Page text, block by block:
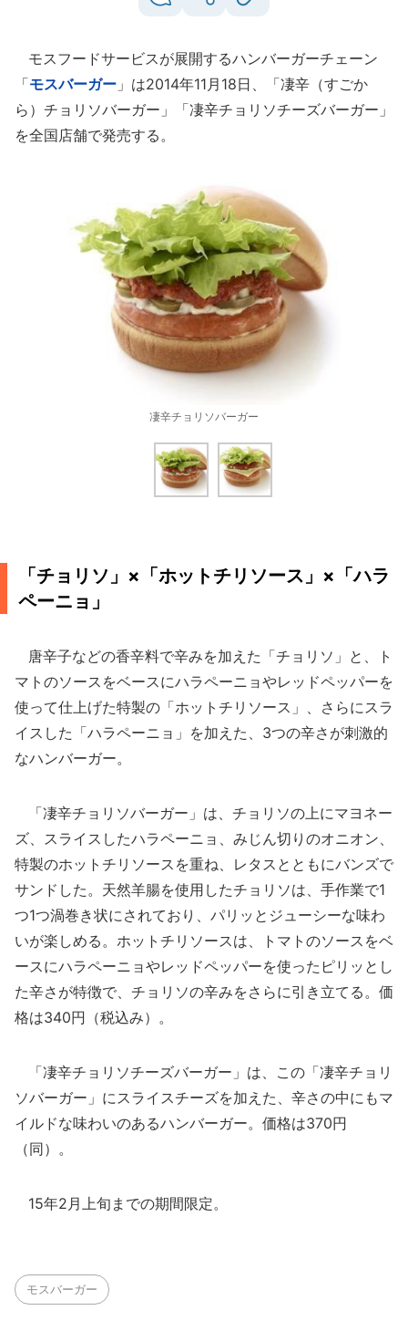
モスフードサービスが展開するハンバーガーチェーン
「モスバーガー 」は2014年11月18日、「凄辛（すごか
ら）チョリソバーガー」「凄辛チョリソチーズバーガー」
を全国店舗で発売する。
凄辛チョリソバーガー
「チョリソ」×「ホットチリソース」×「ハラ
ペーニョ」
唐辛子などの香辛料で辛みを加えた「チョリソ」と、ト
マトのソースをベースにハラペーニョやレッドペッパーを
使って仕上げた特製の「ホットチリソース」、さらにスラ
イスした「ハラペーニョ」を加えた、3つの辛さが刺激的
なハンバーガー。
「凄辛チョリソバーガー」は、チョリソの上にマヨネー
ズ、スライスしたハラペーニョ、みじん切りのオニオン、
特製のホットチリソースを重ね、レタスとともにバンズで
サンドした。天然羊腸を使用したチョリソは、手作業で1
つ1つ渦巻き状にされており、パリッとジューシーな味わ
いが楽しめる。ホットチリソースは、トマトのソースをベ
ースにハラペーニョやレッドペッパーを使ったピリッとし
た辛さが特徴で、チョリソの辛みをさらに引き立てる。価
格は340円（税込み）。
「凄辛チョリソチーズバーガー」は、この「凄辛チョリ
ソバーガー」にスライスチーズを加えた、辛さの中にもマ
イルドな味わいのあるハンバーガー。価格は370円
（同）。
15年2月上旬までの期間限定。
モスバーガー